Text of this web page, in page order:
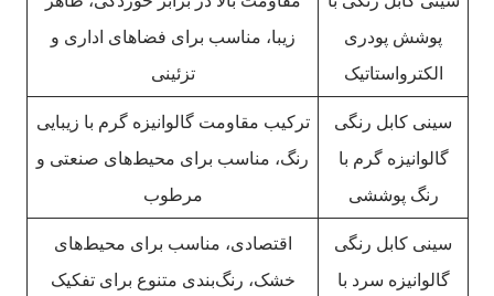
پوشش پودری
الکترواستاتیک
زیبا، مناسب برای فضاهای اداری و
تزئینی
سینی کابل رنگی
گالوانیزه گرم با
رنگ پوششی
ترکیب مقاومت گالوانیزه گرم با زیبایی
رنگ، مناسب برای محیط‌های صنعتی و
مرطوب
سینی کابل رنگی
گالوانیزه سرد با
اقتصادی، مناسب برای محیط‌های
خشک، رنگ‌بندی متنوع برای تفکیک